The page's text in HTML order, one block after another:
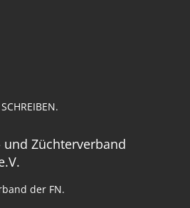
Züchterverband
der FN.